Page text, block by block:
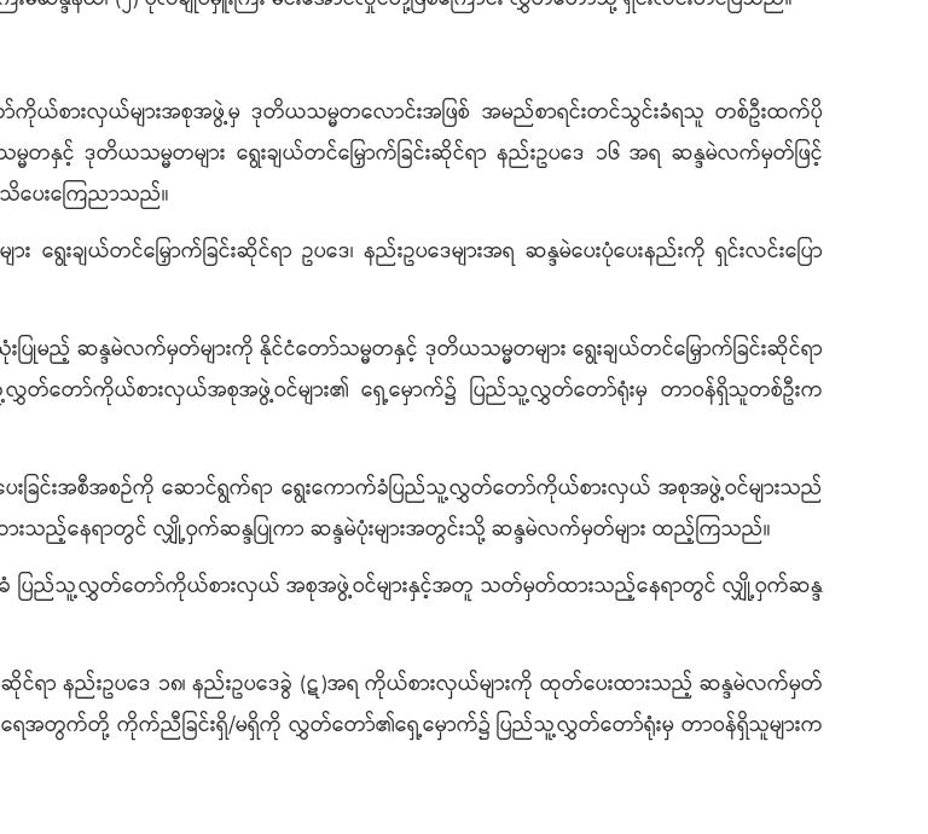
ားလှယ်များအစုအဖွဲ့မှ ဒုတိယသမ္မတလောင်းအဖြစ် အမည်စာရင်းတင်သွင်းခံရသူ တစ်ဦးထက်ပို
င့် ဒုတိယသမ္မတများ ရွေးချယ်တင်မြှောက်ခြင်းဆိုင်ရာ နည်းဥပဒေ ၁၆ အရ ဆန္ဒမဲလက်မှတ်ဖြင့်
ပေးကြေညာသည်။
ျယ်တင်မြှောက်ခြင်းဆိုင်ရာ ဥပဒေ၊ နည်းဥပဒေများအရ ဆန္ဒမဲပေးပုံပေးနည်းကို ရှင်းလင်းပြော
မည့် ဆန္ဒမဲလက်မှတ်များကို နိုင်ငံတော်သမ္မတနှင့် ဒုတိယသမ္မတများ ရွေးချယ်တင်မြှောက်ခြင်းဆိုင်ရာ
သူ့လွှတ်တော်ကိုယ်စားလှယ်အစုအဖွဲ့ဝင်များ၏ ရှေ့မှောက်၌ ပြည်သူ့လွှတ်တော်ရုံးမှ တာဝန်ရှိသူတစ်ဦးက
ခြင်းအစီအစဉ်ကို ဆောင်ရွက်ရာ ရွေးကောက်ခံပြည်သူ့လွှတ်တော်ကိုယ်စားလှယ် အစုအဖွဲ့ဝင်များသည်
ည့်နေရာတွင် လျှို့ဝှက်ဆန္ဒပြုကာ ဆန္ဒမဲပုံးများအတွင်းသို့ ဆန္ဒမဲလက်မှတ်များ ထည့်ကြသည်။
ပြည်သူ့လွှတ်တော်ကိုယ်စားလှယ် အစုအဖွဲ့ဝင်များနှင့်အတူ သတ်မှတ်ထားသည့်နေရာတွင် လျှို့ဝှက်ဆန္ဒ
ဆိုင်ရာ နည်းဥပဒေ ၁၈၊ နည်းဥပဒေခွဲ (ဋ)အရ ကိုယ်စားလှယ်များကို ထုတ်ပေးထားသည့် ဆန္ဒမဲလက်မှတ်
အတွက်တို့ ကိုက်ညီခြင်းရှိ/မရှိကို လွှတ်တော်၏ရှေ့မှောက်၌ ပြည်သူ့လွှတ်တော်ရုံးမှ တာဝန်ရှိသူများက